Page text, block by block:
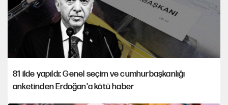
81 ilde yapıldı: Genel seçim ve cumhurbaşkanlığı
anketinden Erdoğan'a kötü haber